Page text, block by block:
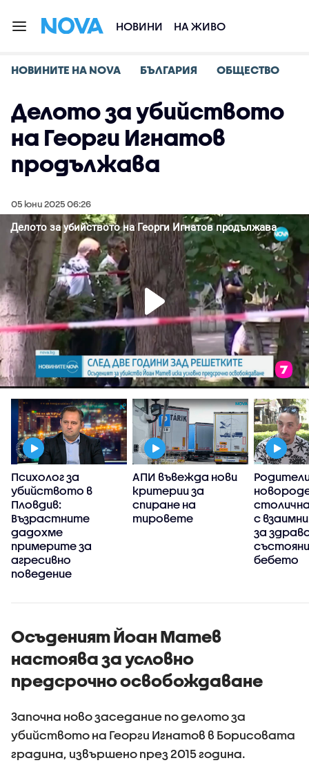
НОВИНИ НА ЖИВО
НОВИНИТЕ НА NOVA БЪЛГАРИЯ ОБЩЕСТВО
Делото за убийството
на Георги Игнатов
продължава
05 юни 2025 06:26
Психолог за
убийството в
Пловдив:
Възрастните
дадохме
примерите за
агресивно
поведение
АПИ въвежда нови
критерии за
спиране на
тировете
с
за
бебето
Осъденият Йоан Матев
настоява за условно
предсрочно освобождаване
Започна ново заседание по делото за
убийството на Георги Игнатов в Борисовата
градина, извършено през 2015 година.